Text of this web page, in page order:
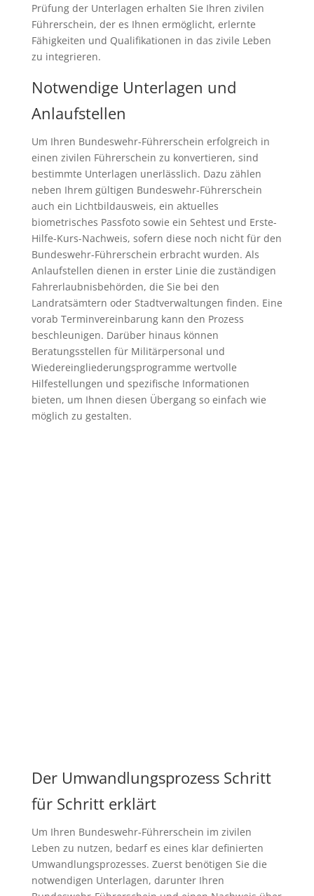
Prüfung der Unterlagen erhalten Sie Ihren zivilen
Führerschein, der es Ihnen ermöglicht, erlernte
Fähigkeiten und Qualifikationen in das zivile Leben
zu integrieren.
Notwendige Unterlagen und
Anlaufstellen
Um Ihren Bundeswehr-Führerschein erfolgreich in
einen zivilen Führerschein zu konvertieren, sind
bestimmte Unterlagen unerlässlich. Dazu zählen
neben Ihrem gültigen Bundeswehr-Führerschein
auch ein Lichtbildausweis, ein aktuelles
biometrisches Passfoto sowie ein Sehtest und Erste-
Hilfe-Kurs-Nachweis, sofern diese noch nicht für den
Bundeswehr-Führerschein erbracht wurden. Als
Anlaufstellen dienen in erster Linie die zuständigen
Fahrerlaubnisbehörden, die Sie bei den
Landratsämtern oder Stadtverwaltungen finden. Eine
vorab Terminvereinbarung kann den Prozess
beschleunigen. Darüber hinaus können
Beratungsstellen für Militärpersonal und
Wiedereingliederungsprogramme wertvolle
Hilfestellungen und spezifische Informationen
bieten, um Ihnen diesen Übergang so einfach wie
möglich zu gestalten.
Der Umwandlungsprozess Schritt
für Schritt erklärt
Um Ihren Bundeswehr-Führerschein im zivilen
Leben zu nutzen, bedarf es eines klar definierten
Umwandlungsprozesses. Zuerst benötigen Sie die
notwendigen Unterlagen, darunter Ihren